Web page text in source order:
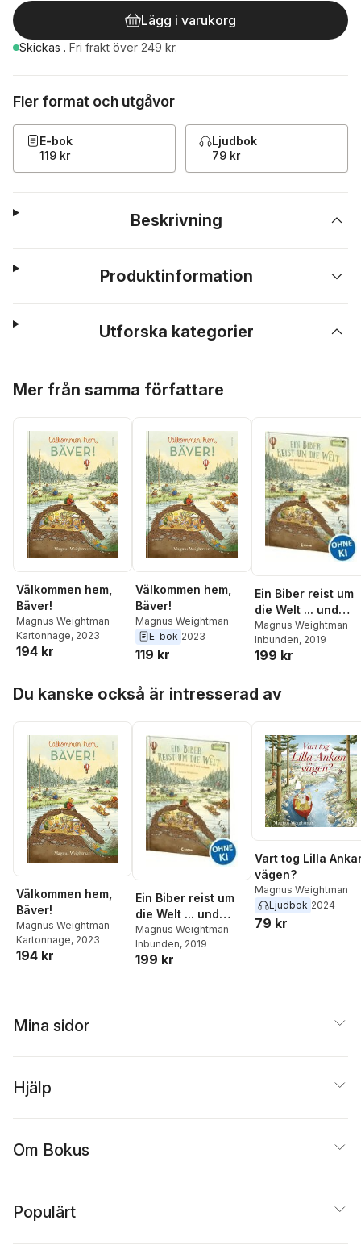
Lägg i varukorg
Skickas . Fri frakt över 249 kr.
Fler format och utgåvor
E-bok
119 kr
Ljudbok
79 kr
Beskrivning
Produktinformation
Utforska kategorier
Mer från samma författare
Välkommen hem,
Bäver!
Magnus Weightman
Kartonnage, 2023
194 kr
Välkommen hem,
Bäver!
Magnus Weightman
E-bok 2023
119 kr
Ein Biber reist um
die Welt ... und
entdeckt, wie die
Tiere wohnen
Magnus Weightman
Inbunden, 2019
199 kr
Du kanske också är intresserad av
Välkommen hem,
Bäver!
Magnus Weightman
Kartonnage, 2023
194 kr
Ein Biber reist um
die Welt ... und
entdeckt, wie die
Tiere wohnen
Magnus Weightman
Inbunden, 2019
199 kr
Vart tog Lilla
vägen?
Magnus Weightman
Ljudbok 2024
79 kr
Mina sidor
Hjälp
Om Bokus
Populärt